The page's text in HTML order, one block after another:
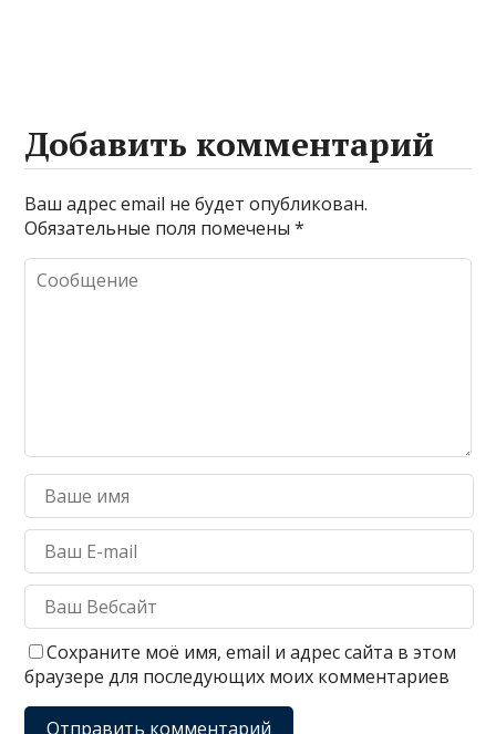
Добавить комментарий
Ваш адрес email не будет опубликован.
Обязательные поля помечены*
Сохраните моё имя, email и адрес сайта в этом
браузере для последующих моих комментариев